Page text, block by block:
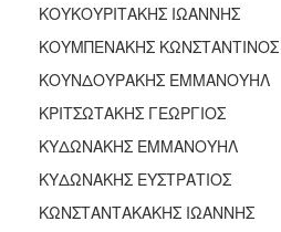
ΚΟΥΚΟΥΡΙΤΑΚΗΣ ΙΩΑΝΝΗΣ
ΚΟΥΜΠΕΝΑΚΗΣ ΚΩΝΣΤΑΝΤΙΝΟΣ
ΚΟΥΝΔΟΥΡΑΚΗΣ ΕΜΜΑΝΟΥΗΛ
ΚΡΙΤΣΩΤΑΚΗΣ ΓΕΩΡΓΙΟΣ
ΚΥΔΩΝΑΚΗΣ ΕΜΜΑΝΟΥΗΛ
ΚΥΔΩΝΑΚΗΣ ΕΥΣΤΡΑΤΙΟΣ
ΚΩΝΣΤΑΝΤΑΚΑΚΗΣ ΙΩΑΝΝΗΣ